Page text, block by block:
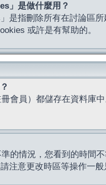
」是做什麼用？
」是指刪除所有在討論區
或許是有幫助的。
會員）都儲存在資料庫
的情況，您看到的時間
注意更改時區等操作一